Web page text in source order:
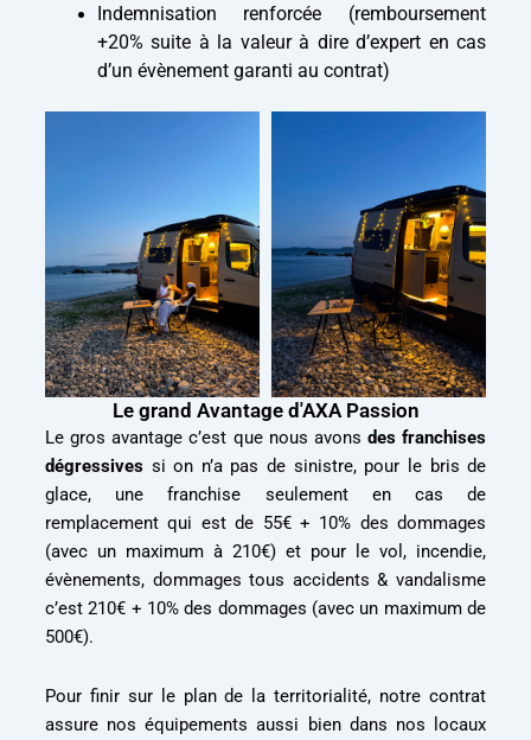
Indemnisation renforcée (remboursement
+20% suite à la valeur à dire d’expert en cas
d’un évènement garanti au contrat)
Le grand Avantage d'AXA Passion
Le gros avantage c’est que nous avons des franchises
dégressivessi on n’a pas de sinistre, pour le bris de
glace, une franchise seulement en cas de
remplacement qui est de 55€ + 10% des dommages
(avec un maximum à 210€) et pour le vol, incendie,
évènements, dommages tous accidents & vandalisme
c’est 210€ + 10% des dommages (avec un maximum de
500€).
Pour finir sur le plan de la territorialité, notre contrat
assure nos équipements aussi bien dans nos locaux